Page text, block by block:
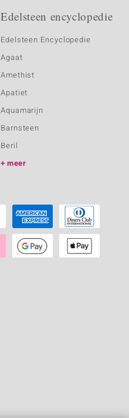
Edelsteen encyclopedie
Edelsteen Encyclopedie
Agaat
Amethist
Apatiet
Aquamarijn
Barnsteen
Beril
meer